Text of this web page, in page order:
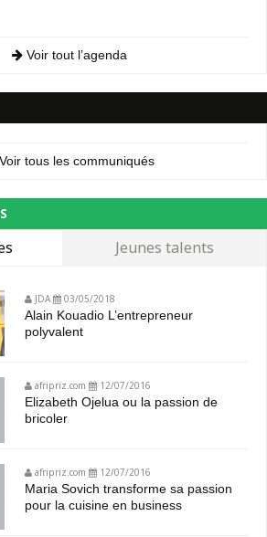
Voir tout l’agenda
tous les communiqués
Jeunes talents
JDA 03/05/2018
Alain Kouadio L’entrepreneur
polyvalent
afripriz.com 12/07/2016
Elizabeth Ojelua ou la passion de
bricoler
afripriz.com 12/07/2016
Maria Sovich transforme sa passion
pour la cuisine en business